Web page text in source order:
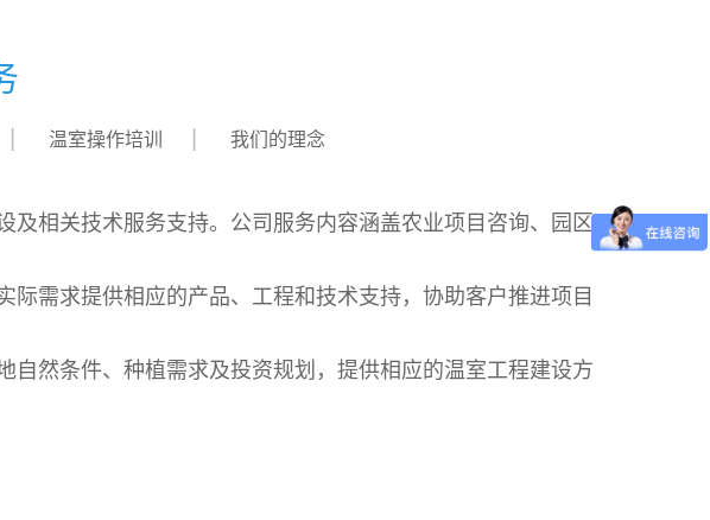
温室操作培训 我们的理念
相关技术服务支持。公司服务内容涵盖农业项目咨询、园区
需求提供相应的产品、工程和技术支持，协助客户推进项目
然条件、种植需求及投资规划，提供相应的温室工程建设方